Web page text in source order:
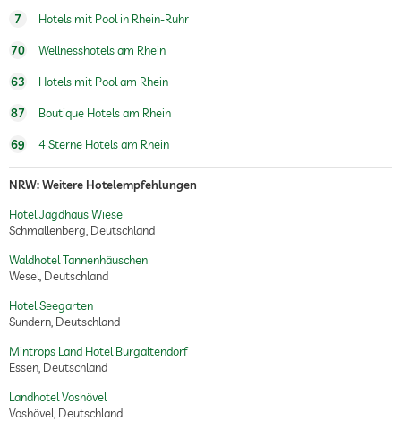
7 Hotels mit Pool in Rhein-Ruhr
70 Wellnesshotels am Rhein
63 Hotels mit Pool am Rhein
87 Boutique Hotels am Rhein
69 4 Sterne Hotels am Rhein
NRW: Weitere Hotelempfehlungen
Hotel Jagdhaus Wiese
Schmallenberg, Deutschland
Waldhotel Tannenhäuschen
Wesel, Deutschland
Hotel Seegarten
Sundern, Deutschland
Mintrops Land Hotel Burgaltendorf
Essen, Deutschland
Landhotel Voshövel
Voshövel, Deutschland